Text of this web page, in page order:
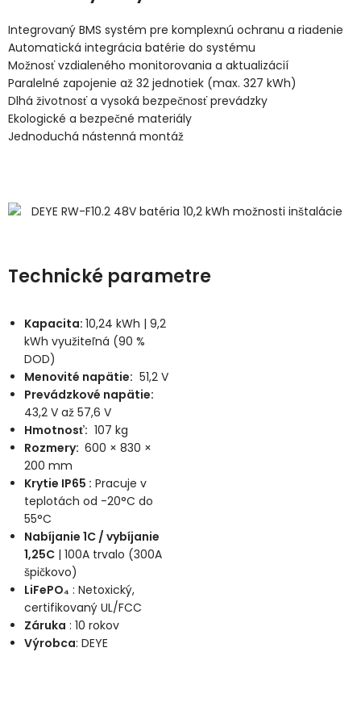
Integrovaný BMS systém pre komplexnú ochranu a riadenie
Automatická integrácia batérie do systému
Možnosť vzdialeného monitorovania a aktualizácií
Paralelné zapojenie až 32 jednotiek (max. 327 kWh)
Dlhá životnosť a vysoká bezpečnosť prevádzky
Ekologické a bezpečné materiály
Jednoduchá nástenná montáž
Technické parametre
Kapacita: 10,24 kWh | 9,2
kWh využiteľná (90 %
DOD)
Menovité napätie: 51,2 V
Prevádzkové napätie:
43,2 V až 57,6 V
Hmotnosť: 107 kg
Rozmery: 600 × 830 ×
200 mm
Krytie IP65 : Pracuje v
teplotách od -20°C do
55°C
Nabíjanie 1C / vybíjanie
1,25C | 100A trvalo (300A
špičkovo)
LiFePO₄ : Netoxický,
certifikovaný UL/FCC
Záruka : 10 rokov
Výrobca: DEYE